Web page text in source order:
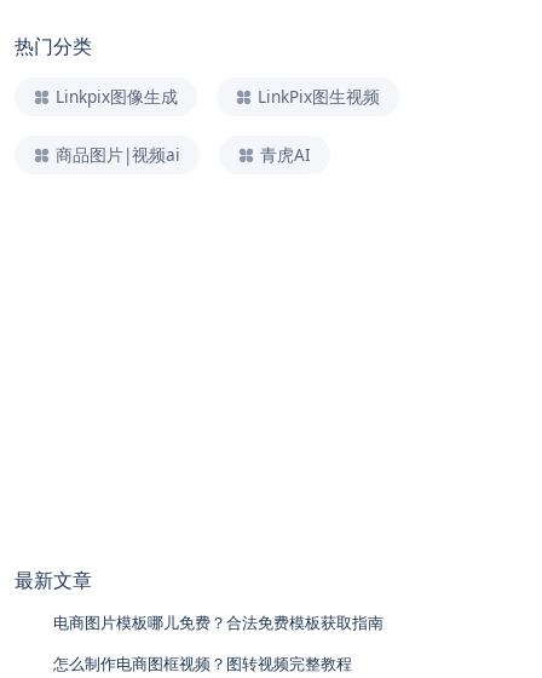
热门分类
Linkpix图像生成 LinkPix图生视频
商品图片|视频ai 青虎AI
最新文章
电商图片模板哪儿免费？合法免费模板获取指南
怎么制作电商图框视频？图转视频完整教程